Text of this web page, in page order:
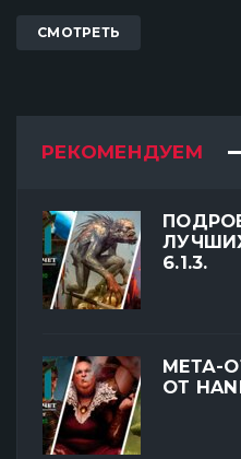
СМОТРЕТЬ
РЕКОМЕНДУЕМ
6.1.3.
МЕТА-
ОТ